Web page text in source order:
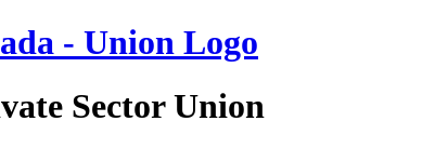
Sector Union